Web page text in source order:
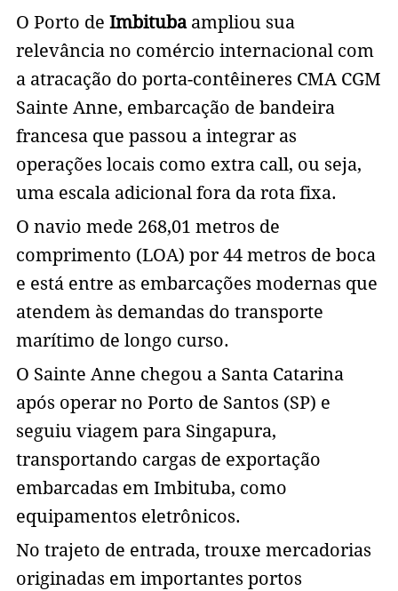
O Porto de Imbitubaampliou sua
relevância no comércio internacional com
a atracação do porta-contêineres CMA CGM
Sainte Anne, embarcação de bandeira
francesa que passou a integrar as
operações locais como extra call, ou seja,
uma escala adicional fora da rota fixa.
O navio mede 268,01 metros de
comprimento (LOA) por 44 metros de boca
e está entre as embarcações modernas que
atendem às demandas do transporte
marítimo de longo curso.
O Sainte Anne chegou a Santa Catarina
após operar no Porto de Santos (SP) e
seguiu viagem para Singapura,
transportando cargas de exportação
embarcadas em Imbituba, como
equipamentos eletrônicos.
No trajeto de entrada, trouxe mercadorias
originadas em importantes portos